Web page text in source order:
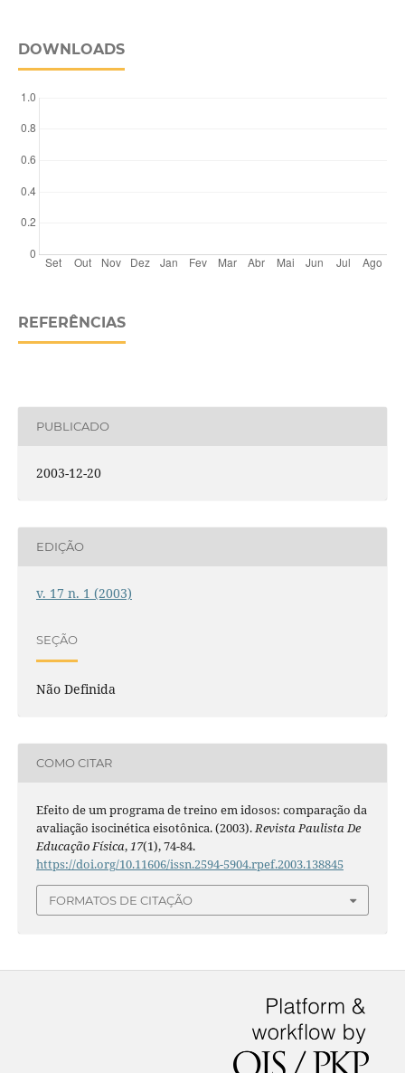
DOWNLOADS
REFERÊNCIAS
PUBLICADO
2003-12-20
EDIÇÃO
v. 17 n. 1 (2003)
SEÇÃO
Não Definida
COMO CITAR
Efeito de um programa de treino em idosos: comparação da
avaliação isocinética eisotônica. (2003).Revista Paulista De
Educação Física,17(1), 74-84.
https://doi.org/10.11606/issn.2594-5904.rpef.2003.138845
FORMATOS DE CITAÇÃO